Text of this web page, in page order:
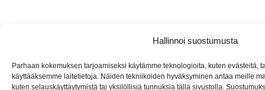
Hallinnoi suostumusta
Parhaan kokemuksen tarjoamiseksi käytämme teknologioita, kuten evästeitä,
käyttääksemme laitetietoja. Näiden tekniikoiden hyväksyminen antaa meille
kuten selauskäyttäytymistä tai yksilöllisiä tunnuksia tällä sivustolla.